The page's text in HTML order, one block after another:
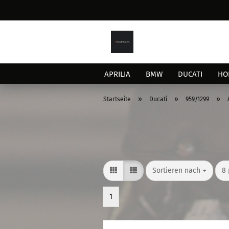
APRILIA BMW DUCATI
Startseite » Ducati » 959/1299 »
Sortieren nach
Sortieren nach 8
1